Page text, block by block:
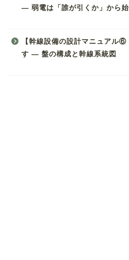
― 弱電は「誰が引くか」から
【幹線設備の設計マニュアル⑥
す ― 盤の構成と幹線系統図